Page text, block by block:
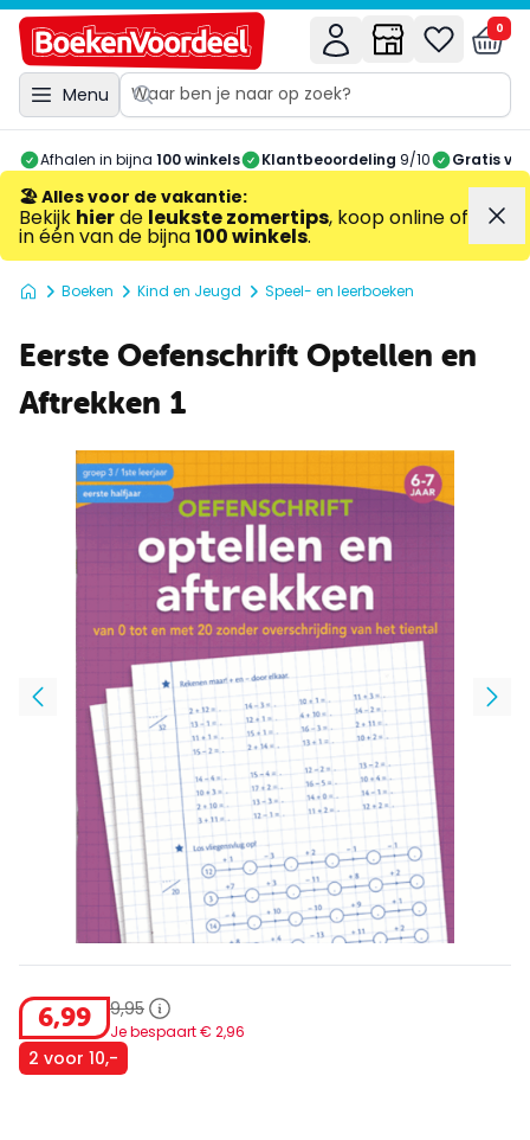
Menu
0
Afhalen in bijna 100 winkels Klantbeoordeling 9/10 Gratis
🏖️ Alles voor de vakantie:
Bekijk hierde leukste zomertips, koop online of
in één van de bijna100 winkels.
Boeken Kind en Jeugd Speel- en leerboeken
Eerste Oefenschrift Optellen en
Aftrekken 1
6,99 9,95
Je bespaart € 2,96
2 voor 10,-